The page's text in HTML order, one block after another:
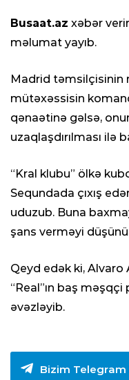
Busaat.az xəbər
məlumat yayıb.
Madrid təmsilçisinin
mütəxəssisin
qənaətinə gəlsə,
uzaqlaşdırılması ilə
“Kral klubu” ölkə
Sequndada çıxış
uduzub. Buna
şans verməyi
Qeyd edək ki, Alvaro
“Real”ın baş
əvəzləyib.
Bizim Telegram